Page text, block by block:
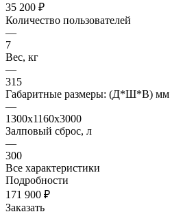
35 200 ₽
Количество пользователей
—
7
Вес, кг
—
315
Габаритные размеры: (Д*Ш*В) мм
—
1300х1160х3000
Залповый сброс, л
—
300
Все характеристики
Подробности
171 900 ₽
Заказать